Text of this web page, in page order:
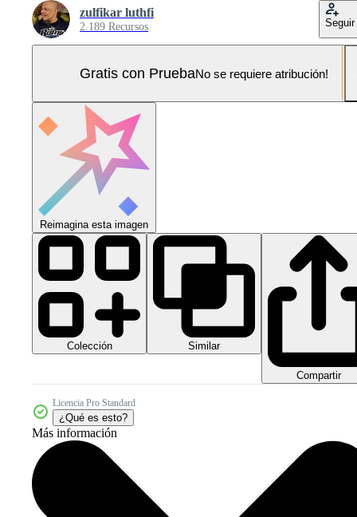
zulfikar luthfi
2.189 Recursos Seguir
Gratis con PruebaNo se requiere atribución!
Reimagina esta imagen
Colección Similar
Compartir
Licencia Pro Standard
¿Qué es esto?
Más información